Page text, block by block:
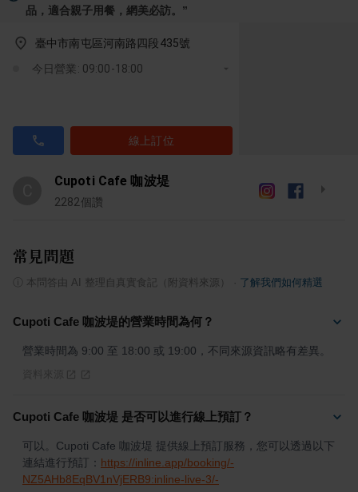
品，適合親子用餐，網美必訪。 ”
臺中市南屯區河南路四段435號
今日營業: 09:00-18:00
線上訂位
Cupoti Cafe 咖波堤
2282個讚
常見問題
本問答由 AI 整理自真實食記（附資料來源） 了解我們如何精選
Cupoti Cafe 咖波堤的營業時間為何？
營業時間為 9:00 至 18:00 或 19:00，不同來源資訊略有差異。
Cupoti Cafe 咖波堤 是否可以進行線上預訂？
可以。Cupoti Cafe 咖波堤 提供線上預訂服務，您可以透過以下
連結進行預訂： https://inline.app/booking/-
NZ5AHb8EqBV1nVjERB9:inline-live-3/-